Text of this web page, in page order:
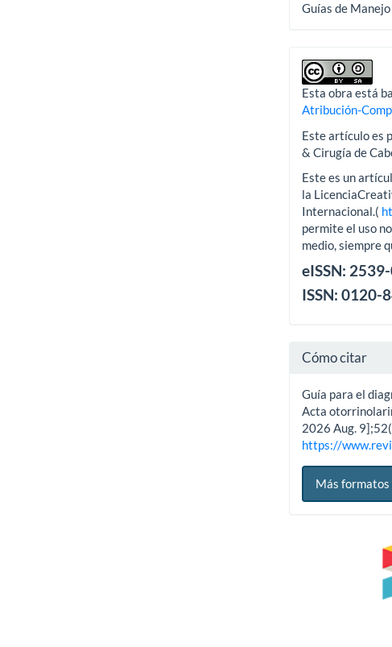
Guías de Manejo
Esta obra está
Atribución-
Este artículo es
& Cirugía de
Este es un
la
Internacional.(
permite el uso
medio, siempre
eISSN:
ISSN: 0120-
Cómo citar
Guía para el
Acta
2026 Aug.
https://
Más